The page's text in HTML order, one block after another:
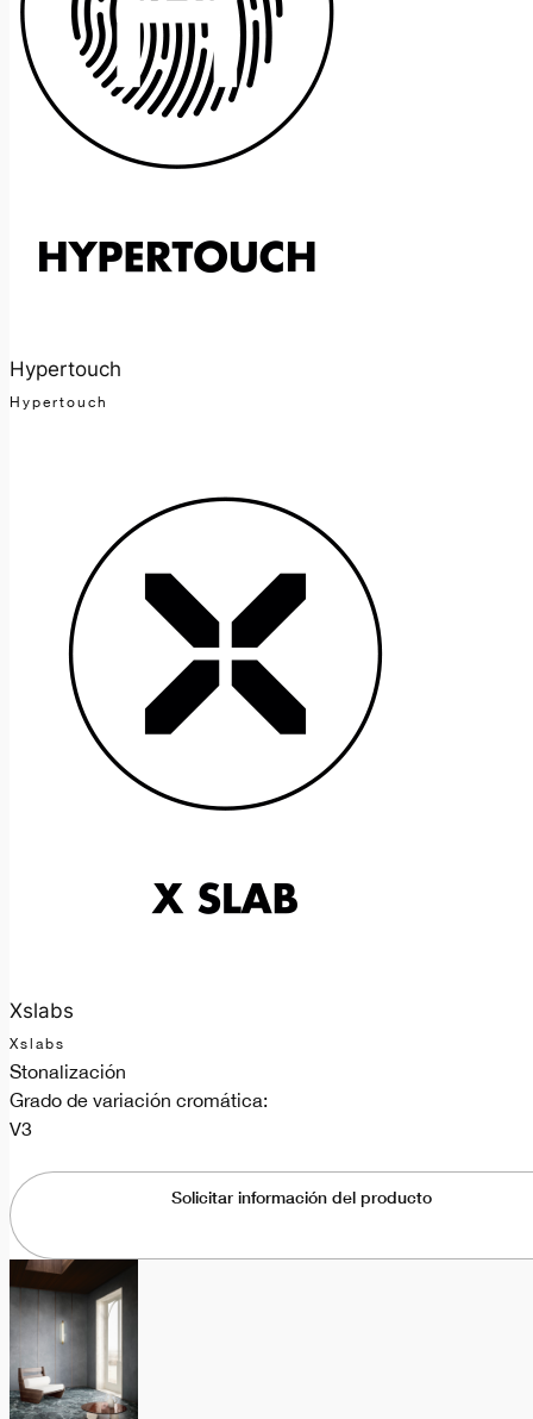
Hypertouch
Hypertouch
Xslabs
Xslabs
Stonalización
Grado de variación cromática:
V3
Solicitar información del producto